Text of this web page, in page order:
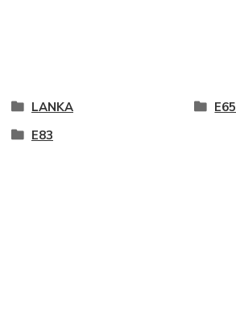
LANKA
E65
E83